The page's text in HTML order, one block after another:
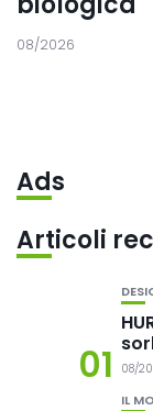
08/2026
Ads
Articoli
01 08/
IL